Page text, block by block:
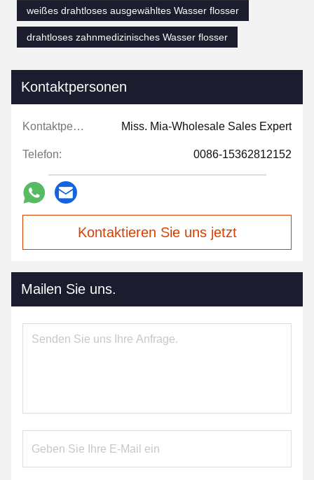
weißes drahtloses ausgewähltes Wasser flosser
drahtloses zahnmedizinisches Wasser flosser
Kontaktpersonen
Kontaktpersonen: Miss. Mia-Wholesale Sales Expert
Telefon: 0086-15362812152
Kontaktieren Sie uns jetzt
Mailen Sie uns.